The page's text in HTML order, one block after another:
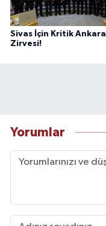
Sivas İçin Kritik Ankara
Zirvesi!
Yorumlar